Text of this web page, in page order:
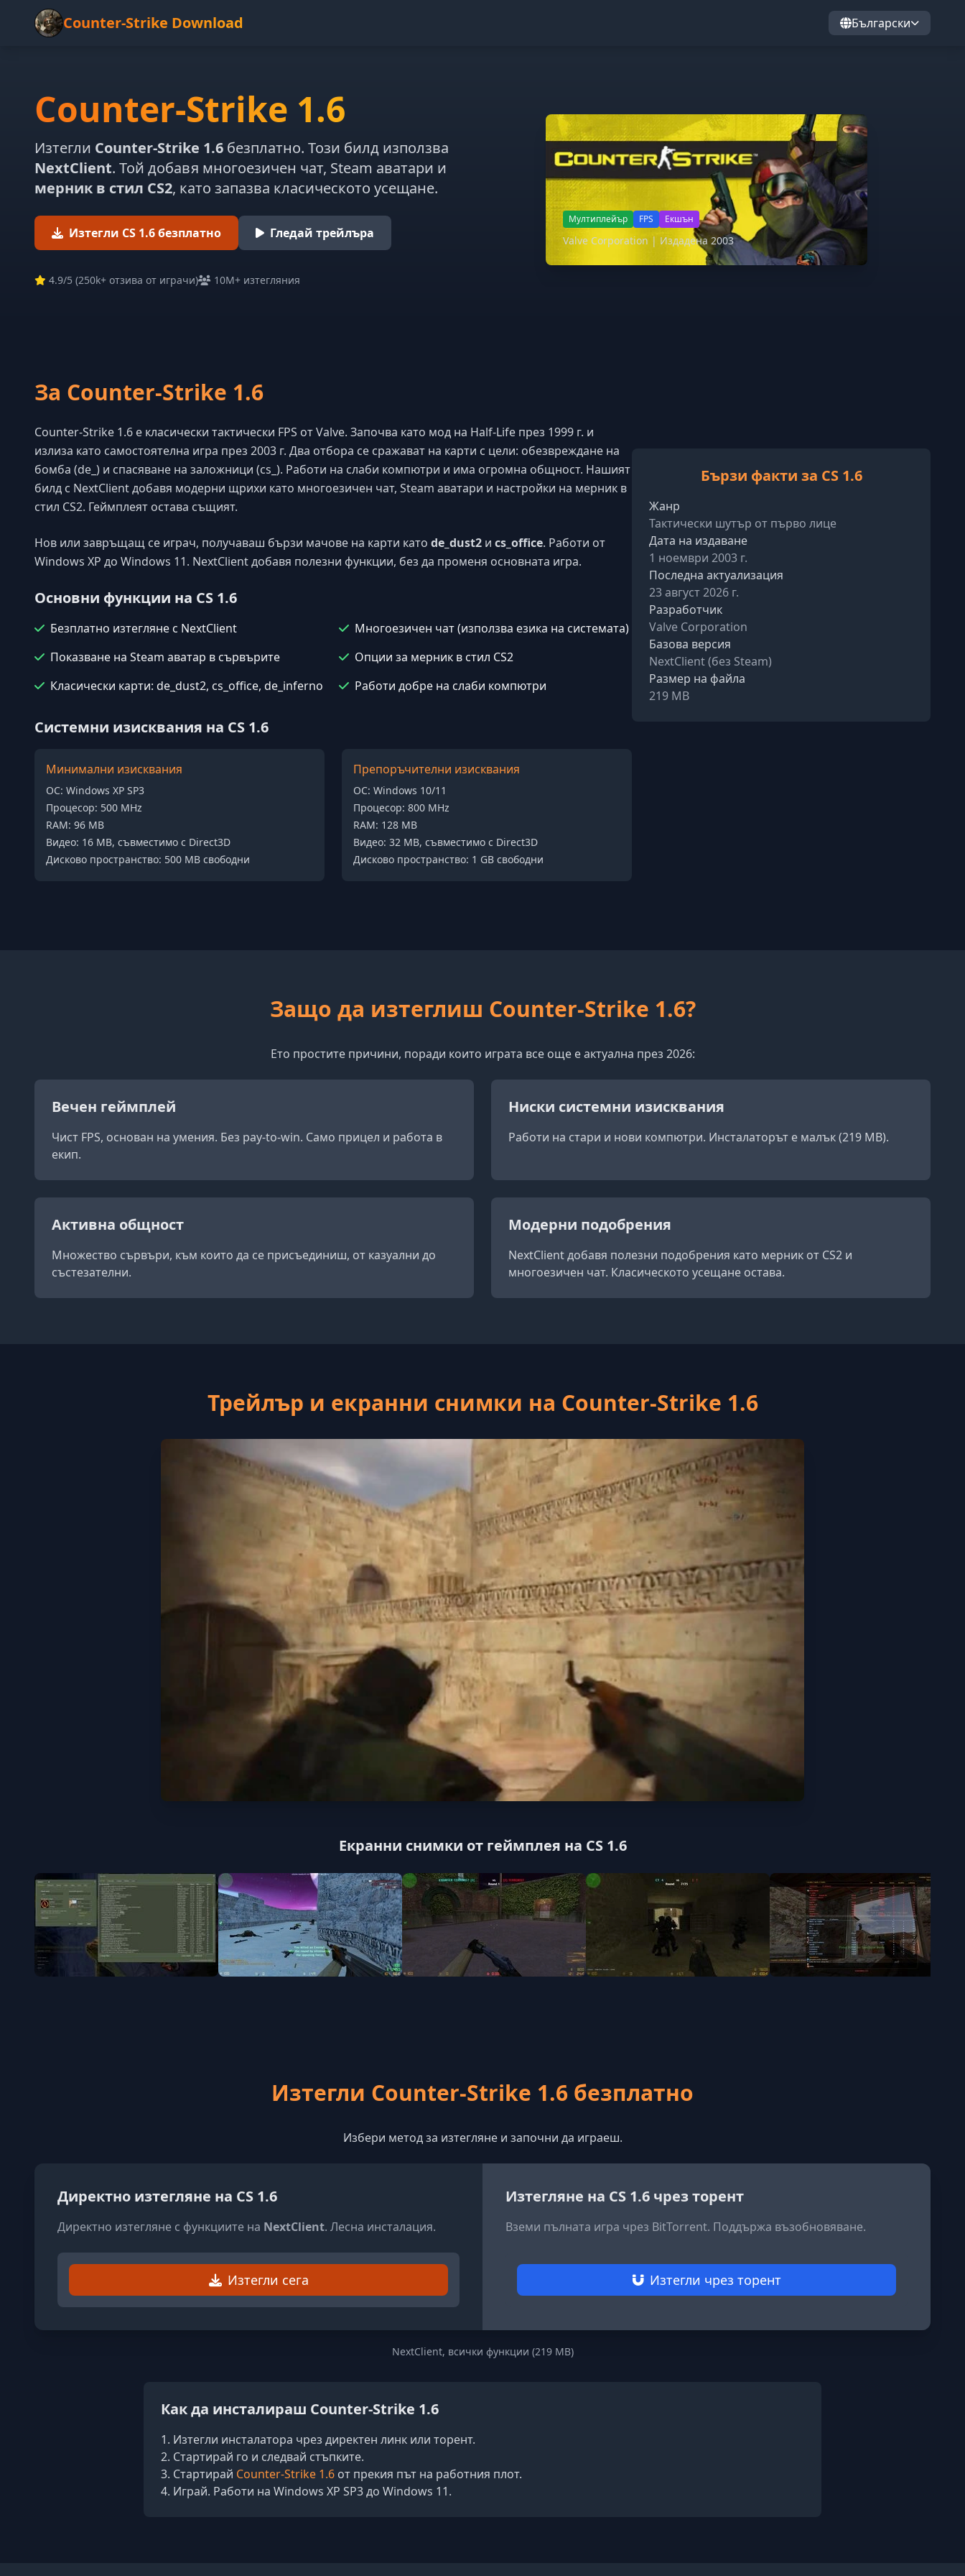
Counter-Strike Download Български
Counter-Strike 1.6
Изтегли Counter-Strike 1.6 безплатно. Този билд използва
NextClient. Той добавя многоезичен чат, Steam аватари и
мерник в стил CS2, като запазва класическото усещане.
Изтегли CS 1.6 безплатно Гледай трейлъра
4.9/5 (250k+ отзива от играчи) 10M+ изтегляния
Мултиплейър FPS Екшън
Valve Corporation | Издадена 2003
За Counter-Strike 1.6
Counter-Strike 1.6 е класически тактически FPS от Valve. Започва като мод на Half-Life през 1999 г. и
излиза като самостоятелна игра през 2003 г. Два отбора се сражават на карти с цели: обезвреждане на
бомба (de_) и спасяване на заложници (cs_). Работи на слаби компютри и има огромна общност. Нашият
билд с NextClient добавя модерни щрихи като многоезичен чат, Steam аватари и настройки на мерник в
стил CS2. Геймплеят остава същият.
Нов или завръщащ се играч, получаваш бързи мачове на карти като de_dust2 и cs_office. Работи от
Windows XP до Windows 11. NextClient добавя полезни функции, без да променя основната игра.
Основни функции на CS 1.6
Безплатно изтегляне с NextClient
Многоезичен чат (използва езика на системата)
Показване на Steam аватар в сървърите
Опции за мерник в стил CS2
Класически карти: de_dust2, cs_office, de_inferno
Работи добре на слаби компютри
Системни изисквания на CS 1.6
Минимални изисквания
ОС: Windows XP SP3
Процесор: 500 MHz
RAM: 96 MB
Видео: 16 MB, съвместимо с Direct3D
Дисково пространство: 500 MB свободни
Препоръчителни изисквания
ОС: Windows 10/11
Процесор: 800 MHz
RAM: 128 MB
Видео: 32 MB, съвместимо с Direct3D
Дисково пространство: 1 GB свободни
Бързи факти за CS 1.6
Жанр
Тактически шутър от първо лице
Дата на издаване
1 ноември 2003 г.
Последна актуализация
23 август 2026 г.
Разработчик
Valve Corporation
Базова версия
NextClient (без Steam)
Размер на файла
219 MB
Защо да изтеглиш Counter-Strike 1.6?
Ето простите причини, поради които играта все още е актуална през 2026:
Вечен геймплей
Чист FPS, основан на умения. Без pay-to-win. Само прицел и работа в
екип.
Ниски системни изисквания
Работи на стари и нови компютри. Инсталаторът е малък (219 MB).
Активна общност
Множество сървъри, към които да се присъединиш, от казуални до
състезателни.
Модерни подобрения
NextClient добавя полезни подобрения като мерник от CS2 и
многоезичен чат. Класическото усещане остава.
Трейлър и екранни снимки на Counter-Strike 1.6
Екранни снимки от геймплея на CS 1.6
Изтегли Counter-Strike 1.6 безплатно
Избери метод за изтегляне и започни да играеш.
Директно изтегляне на CS 1.6
Директно изтегляне с функциите на NextClient. Лесна инсталация.
Изтегли сега
Изтегляне на CS 1.6 чрез торент
Вземи пълната игра чрез BitTorrent. Поддържа възобновяване.
Изтегли чрез торент
NextClient, всички функции (219 MB)
Как да инсталираш Counter-Strike 1.6
Изтегли инсталатора чрез директен линк или торент.
Стартирай го и следвай стъпките.
Стартирай Counter-Strike 1.6 от прекия път на работния плот.
Играй. Работи на Windows XP SP3 до Windows 11.